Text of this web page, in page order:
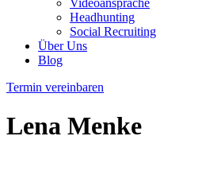
Videoansprache
Headhunting
Social Recruiting
Über Uns
Blog
Termin vereinbaren
Lena Menke